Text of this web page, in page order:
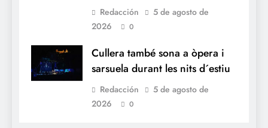
Redacción
5 de agosto de
2026
0
Cullera també sona a òpera i
sarsuela durant les nits d´estiu
Redacción
5 de agosto de
2026
0